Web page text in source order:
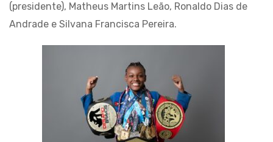
(presidente), Matheus Martins Leão, Ronaldo Dias de
Andrade e Silvana Francisca Pereira.